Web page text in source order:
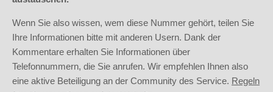
Wenn Sie also wissen, wem diese Nummer gehört, teilen Sie
Ihre Informationen bitte mit anderen Usern. Dank der
Kommentare erhalten Sie Informationen über
Telefonnummern, die Sie anrufen. Wir empfehlen Ihnen also
eine aktive Beteiligung an der Community des Service. Regeln